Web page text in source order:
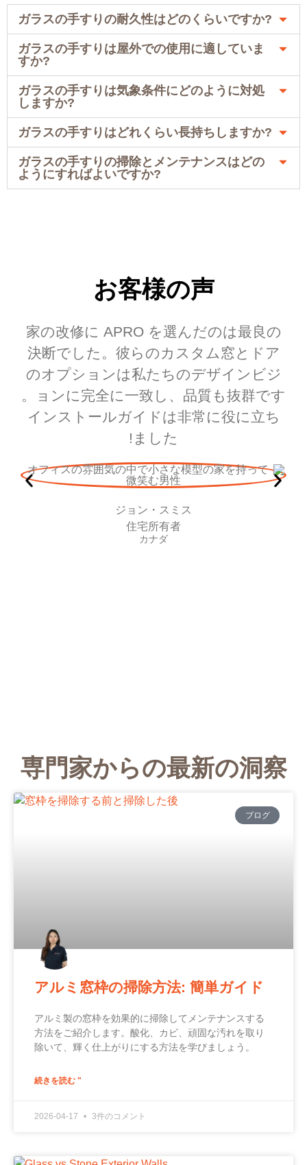
ガラスの手すりの耐久性はどのくらいですか?
ガラスの手すりは屋外での使用に適していま
すか?
ガラスの手すりは気象条件にどのように対処
しますか?
ガラスの手すりはどれくらい長持ちしますか?
ガラスの手すりの掃除とメンテナンスはどの
ようにすればよいですか?
お客様の声
家の改修に APRO を選んだのは最良の
決断でした。彼らのカスタム窓とドア
のオプションは私たちのデザインビジ
ョンに完全に一致し、品質も抜群です。
インストールガイドは非常に役に立ち
ました!
ジョン・スミス
住宅所有者
カナダ
専門家からの最新の洞察
ブログ
アルミ窓枠の掃除方法: 簡単ガイド
アルミ製の窓枠を効果的に掃除してメンテナンスする
方法をご紹介します。酸化、カビ、頑固な汚れを取り
除いて、輝く仕上がりにする方法を学びましょう。
続きを読む "
2026-04-17 3件のコメント